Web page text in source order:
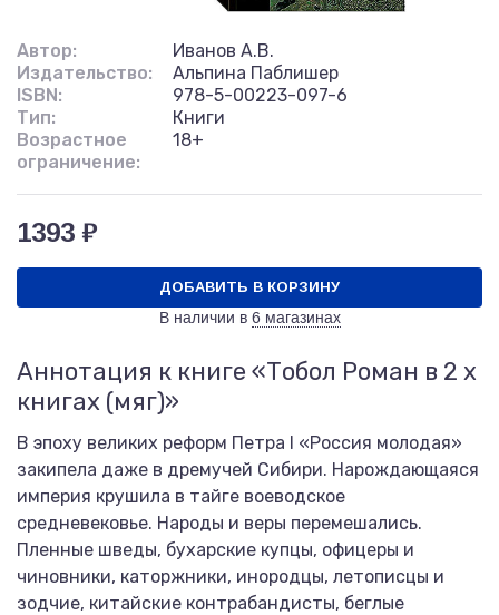
Автор:
Иванов А.В.
Издательство:
Альпина Паблишер
ISBN:
978-5-00223-097-6
Тип:
Книги
Возрастное
ограничение:
18+
1393 ₽
ДОБАВИТЬ В КОРЗИНУ
В наличии в 6 магазинах
Аннотация к книге «Тобол Роман в 2 х
книгах (мяг)»
В эпоху великих реформ Петра I «Россия молодая»
закипела даже в дремучей Сибири. Нарождающаяся
империя крушила в тайге воеводское
средневековье. Народы и веры перемешались.
Пленные шведы, бухарские купцы, офицеры и
чиновники, каторжники, инородцы, летописцы и
зодчие, китайские контрабандисты, беглые